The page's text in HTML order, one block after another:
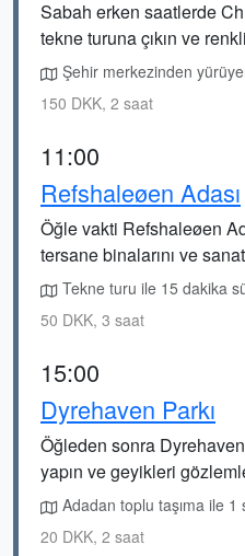
Sabah erken saatlerde
tekne turuna çıkın ve
Şehir merkezinden
150 DKK, 2 saat
11:00
Refshaleøen Adası
Öğle vakti Refshaleøen
tersane binalarını ve
Tekne turu ile 15 dakika
50 DKK, 3 saat
15:00
Dyrehaven Parkı
Öğleden sonra
yapın ve geyikleri
Adadan toplu taşıma ile 1
20 DKK, 2 saat